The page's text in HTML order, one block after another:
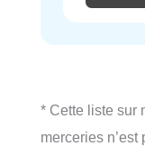
* Cette liste sur
merceries